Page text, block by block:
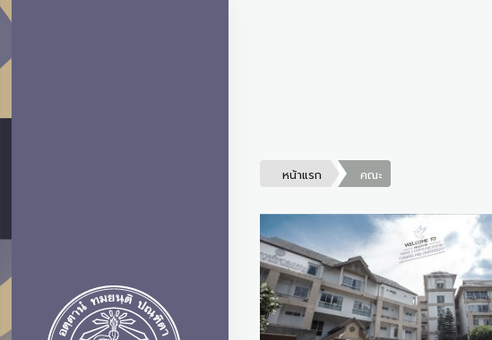
หน้าแรก คณะ